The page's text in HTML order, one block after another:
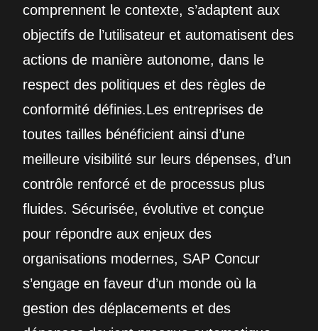
comprennent le contexte, s’adaptent aux
objectifs de l’utilisateur et automatisent des
actions de manière autonome, dans le
respect des politiques et des règles de
conformité définies.Les entreprises de
toutes tailles bénéficient ainsi d’une
meilleure visibilité sur leurs dépenses, d’un
contrôle renforcé et de processus plus
fluides. Sécurisée, évolutive et conçue
pour répondre aux enjeux des
organisations modernes, SAP Concur
s’engage en faveur d’un monde où la
gestion des déplacements et des